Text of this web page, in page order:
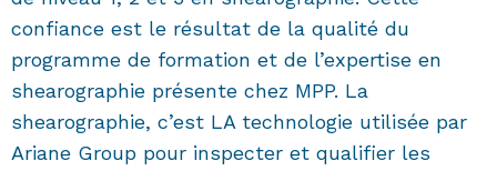
confiance est le résultat de la qualité du
programme de formation et de l’expertise en
shearographie présente chez MPP. La
shearographie, c’est LA technologie utilisée par
Ariane Group pour inspecter et qualifier les